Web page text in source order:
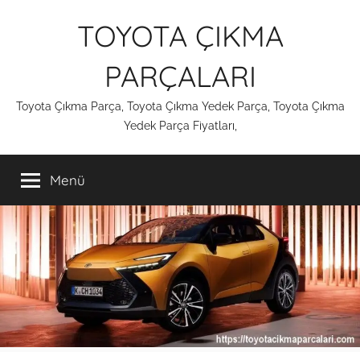
TOYOTA ÇIKMA
PARÇALARI
Toyota Çıkma Parça, Toyota Çıkma Yedek Parça, Toyota Çıkma
Yedek Parça Fiyatları,
Menü